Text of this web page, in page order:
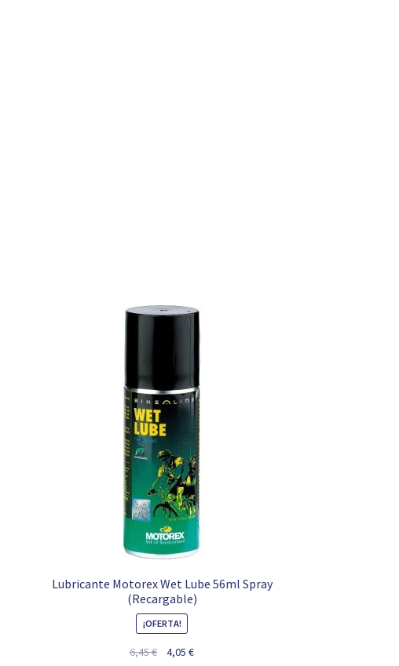
Lubricante Motorex Wet Lube 56ml Spray
(Recargable)
¡OFERTA!
6,45€
El4,05 €El